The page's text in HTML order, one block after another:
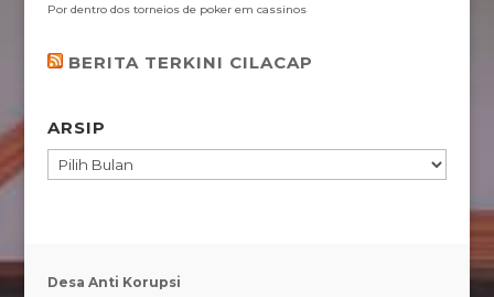
Por dentro dos torneios de poker em cassinos
BERITA TERKINI CILACAP
ARSIP
ARSIP
Desa Anti Korupsi